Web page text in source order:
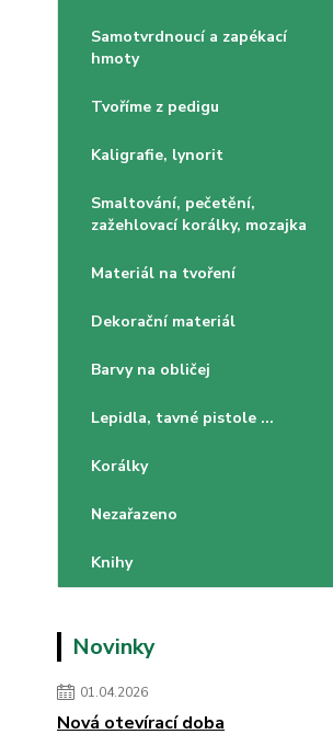
Samotvrdnoucí a zapékací
hmoty
Tvoříme z pedigu
Kaligrafie, lynorit
Smaltování, pečetění,
zažehlovací korálky, mozajka
Materiál na tvoření
Dekorační materiál
Barvy na obličej
Lepidla, tavné pistole ...
Korálky
Nezařazeno
Knihy
Novinky
01.04.2026
Nová otevírací doba